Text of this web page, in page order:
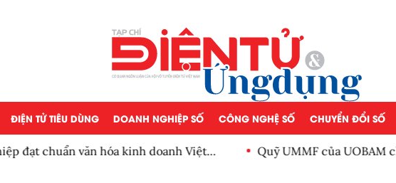
ĐIỆN TỬ TIÊU DÙNG DOANH NGHIỆP SỐ CÔNG NGHỆ SỐ CHUYỂN ĐỔI SỐ
đạt chuẩn văn hóa kinh doanh Việt
Quỹ UMMF của UOBAM